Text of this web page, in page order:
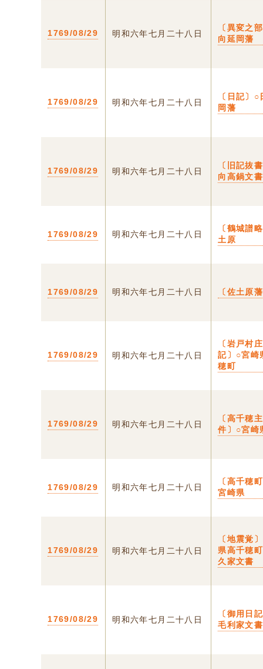
1769/08/29 明和六年七月二十八日
〔異変之
向延岡藩
1769/08/29 明和六年七月二十八日
〔日記〕
岡藩
1769/08/29 明和六年七月二十八日
〔旧記抜
向高鍋文書
1769/08/29 明和六年七月二十八日
〔鶴城譜
土原
1769/08/29 明和六年七月二十八日 〔佐土原
1769/08/29 明和六年七月二十八日
〔岩戸村
記〕○宮崎
穂町
1769/08/29 明和六年七月二十八日
〔高千穂
件〕○宮崎
1769/08/29 明和六年七月二十八日
〔高千穂
宮崎県
1769/08/29 明和六年七月二十八日
〔地震覚
県高千穂
久家文書
1769/08/29 明和六年七月二十八日
〔御用日
毛利家文書